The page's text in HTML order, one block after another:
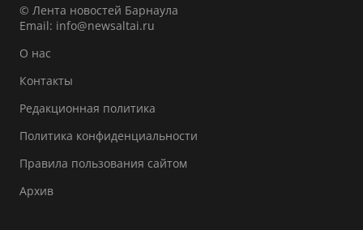
© Лента новостей Барнаула
Email: info@newsaltai.ru
О нас
Контакты
Редакционная политика
Политика конфиденциальности
Правила пользования сайтом
Архив